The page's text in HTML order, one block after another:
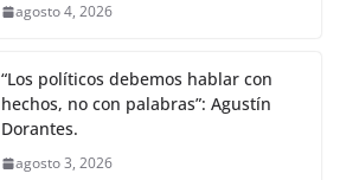
agosto 4, 2026
“Los políticos debemos hablar con
hechos, no con palabras”: Agustín
Dorantes.
agosto 3, 2026